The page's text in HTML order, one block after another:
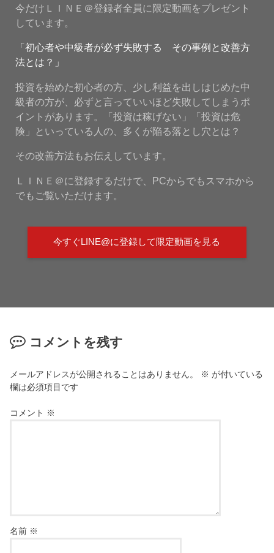
今だけＬＩＮＥ＠登録者全員に限定動画をプレゼント
しています。
「初心者や中級者が必ず失敗する その事例と改善方
法とは？」
投資を始めた初心者の方、少し利益を出しはじめた中
級者の方が、必ずと言っていいほど失敗してしまうポ
イントがあります。「投資は稼げない」「投資は危
険」といっている人の、多くが陥る落とし穴とは？
その改善方法もお伝えしています。
ＬＩＮＥ＠に登録するだけで、PCからでもスマホから
でもご覧いただけます。
今すぐLINE@に登録して限定動画を見る
コメントを残す
メールアドレスが公開されることはありません。 ※ が付いている
欄は必須項目です
コメント ※
名前 ※